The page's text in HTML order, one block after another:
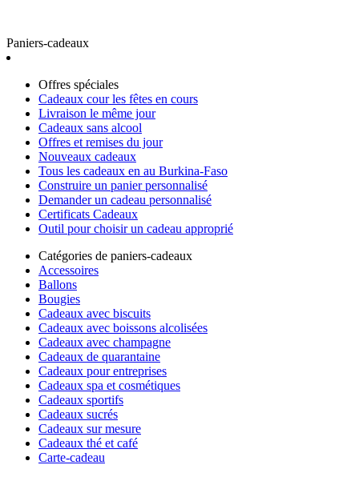
Paniers-cadeaux
Offres spéciales
Cadeaux cour les fêtes en cours
Livraison le même jour
Cadeaux sans alcool
Offres et remises du jour
Nouveaux cadeaux
Tous les cadeaux en au Burkina-Faso
Construire un panier personnalisé
Demander un cadeau personnalisé
Certificats Cadeaux
Outil pour choisir un cadeau approprié
Catégories de paniers-cadeaux
Accessoires
Ballons
Bougies
Cadeaux avec biscuits
Cadeaux avec boissons alcolisées
Cadeaux avec champagne
Cadeaux de quarantaine
Cadeaux pour entreprises
Cadeaux spa et cosmétiques
Cadeaux sportifs
Cadeaux sucrés
Cadeaux sur mesure
Cadeaux thé et café
Carte-cadeau